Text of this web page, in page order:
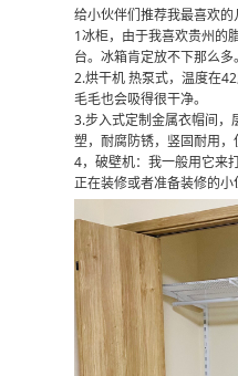
给小伙伴们推荐我最喜欢的
1冰柜，由于我喜欢贵州的
台。冰箱肯定放不下那么多
2.烘干机 热泵式，温度在
毛毛也会吸得很干净。
3.步入式定制金属衣帽间，
塑，耐腐防锈，竖固耐用
4，破壁机：我一般用它来
正在装修或者准备装修的